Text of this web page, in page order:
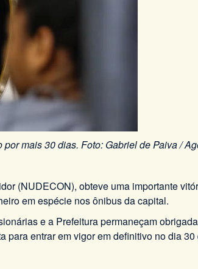
por mais 30 dias. Foto: Gabriel de Paiva /
(NUDECON), obteve uma importante
em espécie nos ônibus da capital.
e a Prefeitura permaneçam
entrar em vigor em definitivo no dia